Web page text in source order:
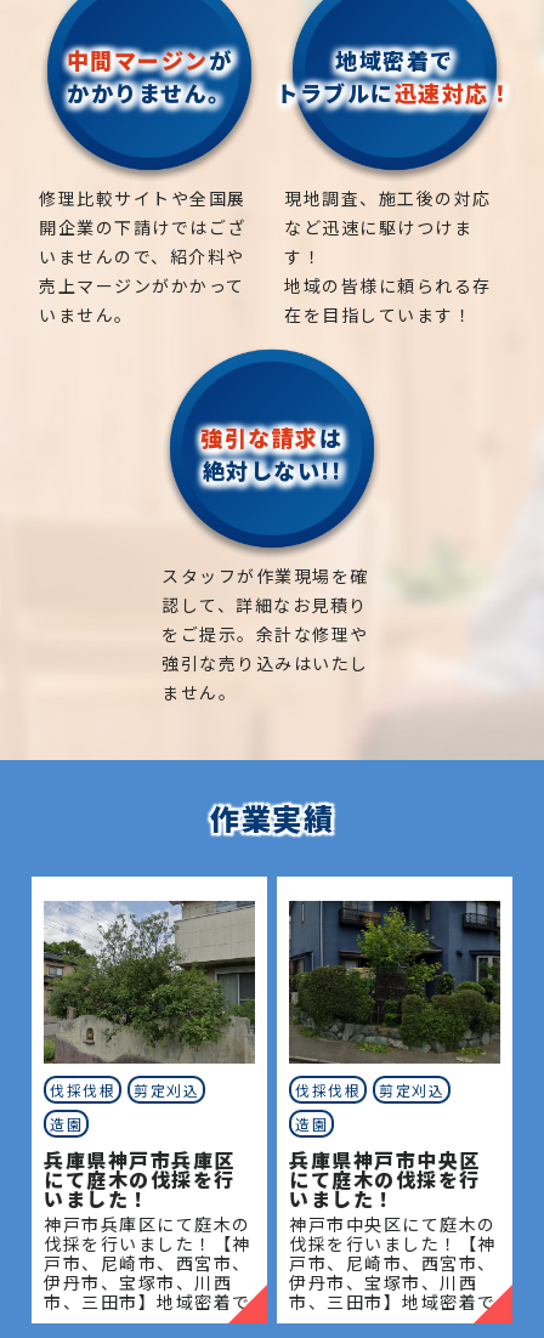
中間マージンが
かかりません。
修理比較サイトや全国展
開企業の下請けではござ
いませんので、紹介料や
売上マージンがかかって
いません。
地域密着で
トラブルに迅速対応！
現地調査、施工後の対応
など迅速に駆けつけま
す！
地域の皆様に頼られる存
在を目指しています！
強引な請求は
絶対しない!!
スタッフが作業現場を確
認して、詳細なお見積り
をご提示。余計な修理や
強引な売り込みはいたし
ません。
作業実績
伐採伐根
剪定刈込
造園
兵庫県神戸市兵庫区
にて庭木の伐採を行
いました！
神戸市兵庫区にて庭木の
伐採を行いました！【神
戸市、尼崎市、西宮市、
伊丹市、宝塚市、川西
市、三田市】地域密着で
伐採・抜根・剪定・草刈
伐採伐根
剪定刈込
造園
兵庫県神戸市中央区
にて庭木の伐採を行
いました！
神戸市中央区にて庭木の
伐採を行いました！【神
戸市、尼崎市、西宮市、
伊丹市、宝塚市、川西
市、三田市】地域密着で
伐採・抜根・剪定・草刈